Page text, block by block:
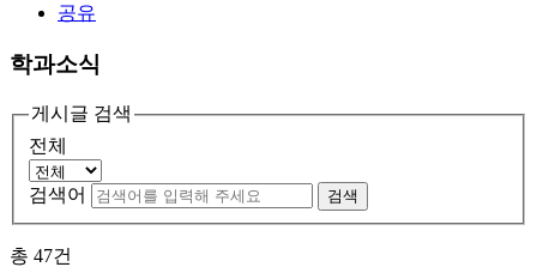
공유
학과소식
게시글 검색
전체
검색어 검색
총 47건